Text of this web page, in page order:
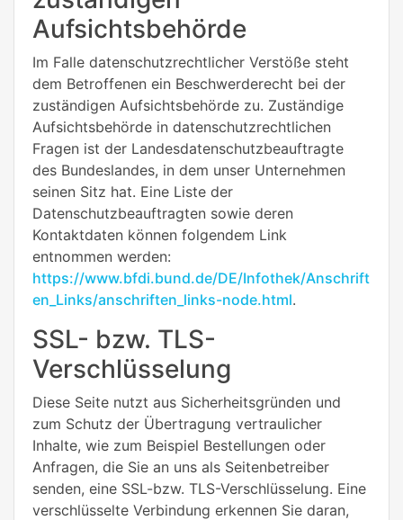
Aufsichtsbehörde
Im Falle datenschutzrechtlicher Verstöße steht
dem Betroffenen ein Beschwerderecht bei der
zuständigen Aufsichtsbehörde zu. Zuständige
Aufsichtsbehörde in datenschutzrechtlichen
Fragen ist der Landesdatenschutzbeauftragte
des Bundeslandes, in dem unser Unternehmen
seinen Sitz hat. Eine Liste der
Datenschutzbeauftragten sowie deren
Kontaktdaten können folgendem Link
entnommen werden:
https://www.bfdi.bund.de/DE/Infothek/Anschrift
en_Links/anschriften_links-node.html.
SSL- bzw. TLS-
Verschlüsselung
Diese Seite nutzt aus Sicherheitsgründen und
zum Schutz der Übertragung vertraulicher
Inhalte, wie zum Beispiel Bestellungen oder
Anfragen, die Sie an uns als Seitenbetreiber
senden, eine SSL-bzw. TLS-Verschlüsselung. Eine
verschlüsselte Verbindung erkennen Sie daran,